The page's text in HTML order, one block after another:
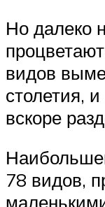
Но далеко
видов
столетия,
вскоре
78 видов,